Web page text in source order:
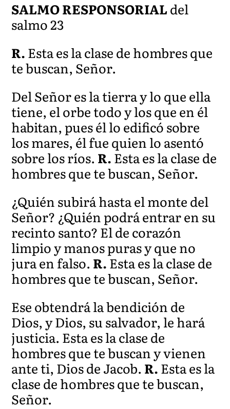
SALMO RESPONSORIALdel
salmo 23
R.Esta es la clase de hombres que
te buscan, Señor.
Del Señor es la tierra y lo que ella
tiene, el orbe todo y los que en él
habitan, pues él lo edificó sobre
los mares, él fue quien lo asentó
sobre los ríos. R.Esta es la clase de
hombres que te buscan, Señor.
¿Quién subirá hasta el monte del
Señor? ¿Quién podrá entrar en su
recinto santo? El de corazón
limpio y manos puras y que no
jura en falso. R.Esta es la clase de
hombres que te buscan, Señor.
Ese obtendrá la bendición de
Dios, y Dios, su salvador, le hará
justicia. Esta es la clase de
hombres que te buscan y vienen
ante ti, Dios de Jacob. R.Esta es la
clase de hombres que te buscan,
Señor.